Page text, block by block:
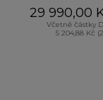
29 990,00
Včetně částky
5 204,88 Kč